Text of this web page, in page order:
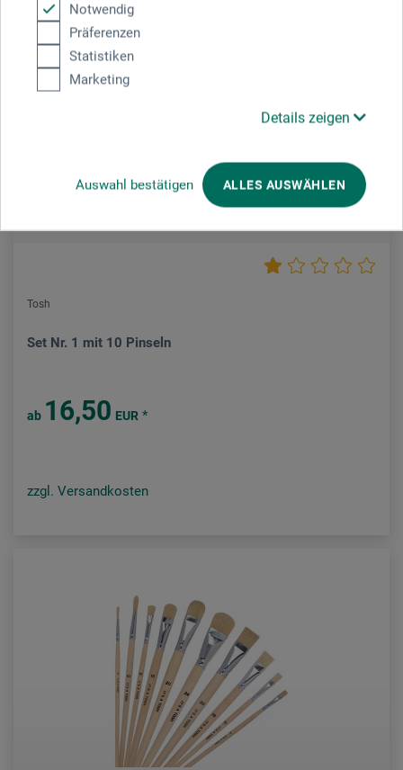
Notwendig
Präferenzen
Statistiken
Marketing
Details zeigen
Auswahl bestätigen ALLES AUSWÄHLEN
Tosh
Set Nr. 1 mit 10 Pinseln
ab 16,50 EUR *
zzgl. Versandkosten